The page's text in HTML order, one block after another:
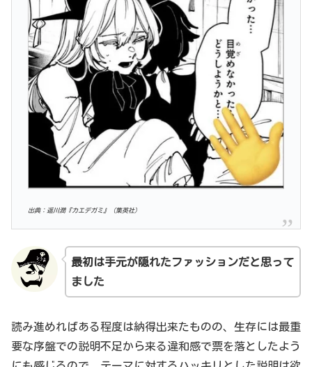
出典：遥川潤『カエデガミ』（集英社）
最初は手元が隠れたファッションだと思って
ました
読み進めればある程度は納得出来たものの、生存には最重
要な序盤での説明不足から来る違和感で票を落としたよう